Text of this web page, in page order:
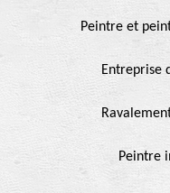
Peintre et
Entreprise
Peintre